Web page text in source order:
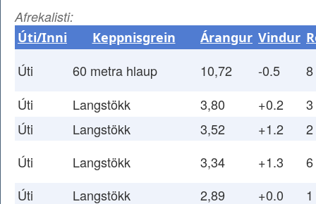
Afrekalisti:
Úti/Inni Keppnisgrein Árangur Vindur
Úti 60 metra hlaup 10,72 -0.5
8
Úti
Langstökk 3,80 +0.2
3
Úti
Langstökk 3,52 +1.2
2
Úti
Langstökk 3,34 +1.3
6
Úti
Langstökk 2,89 +0.0
1